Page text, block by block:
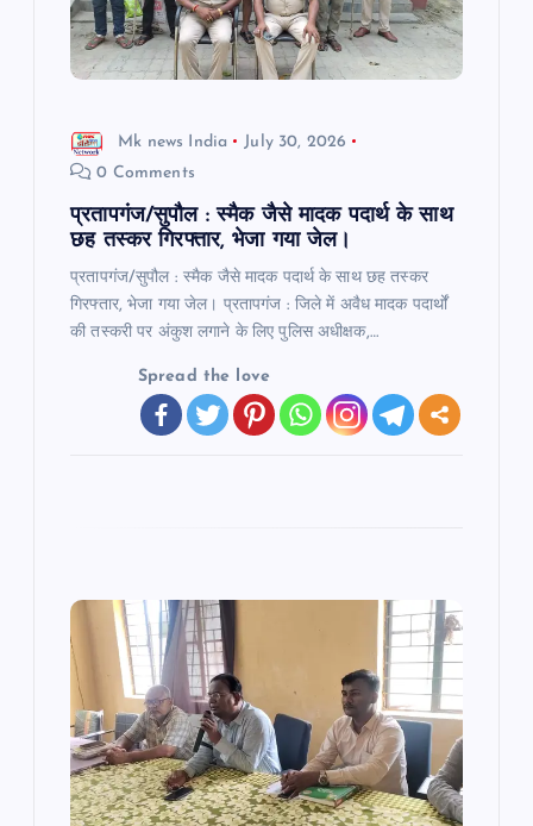
Mk news India
July 30, 2026
0 Comments
प्रतापगंज/सुपौल : स्मैक जैसे मादक पदार्थ के साथ
छह तस्कर गिरफ्तार, भेजा गया जेल।
प्रतापगंज/सुपौल : स्मैक जैसे मादक पदार्थ के साथ छह तस्कर
गिरफ्तार, भेजा गया जेल। प्रतापगंज : जिले में अवैध मादक पदार्थों
की तस्करी पर अंकुश लगाने के लिए पुलिस अधीक्षक,…
Spread the love